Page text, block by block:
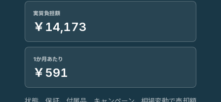
実質負担額
￥14,173
1か月あたり
￥591